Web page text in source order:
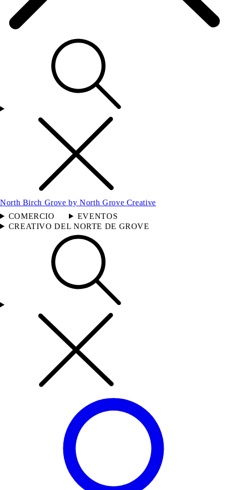
North Birch Grove by North Grove Creative
COMERCIO
EVENTOS
CREATIVO DEL NORTE DE GROVE